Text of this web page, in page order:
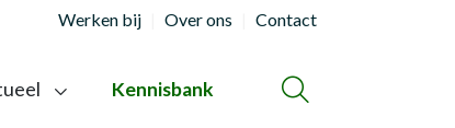
Werken bij Over ons Contact
Kennisbank ZOEKEN